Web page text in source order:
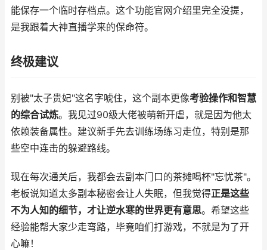
能保存一个临时存档点。这个功能官网介绍里完全没提，
是我跟着大神直播学来的保命符。
终极建议
别被"太子贵妃"这名字唬住，这个副本更像考验操作和智慧
的综合试炼。我见过90级大佬被萌新开虐，就是因为他太
依赖装备属性。建议新手先去训练场练习走位，特别是那
些空中连击的躲避路线。
现在每次通关后，我都会去副本门口的茶摊喝杯"忘忧茶"。
老板说知道太多副本秘密会让人失眠，但我觉得正是这些
不为人知的细节，才让逆水寒的世界更有意思。希望这些
经验能帮大家少走弯路，毕竟咱们打游戏，不就是为了开
心嘛！